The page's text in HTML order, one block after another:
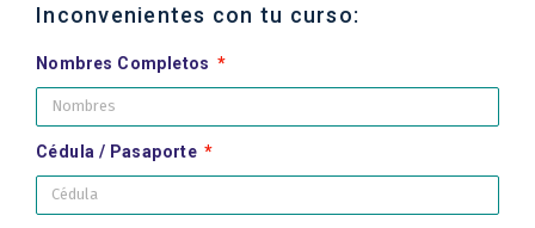
Inconvenientes con tu curso:
Nombres Completos
Cédula / Pasaporte